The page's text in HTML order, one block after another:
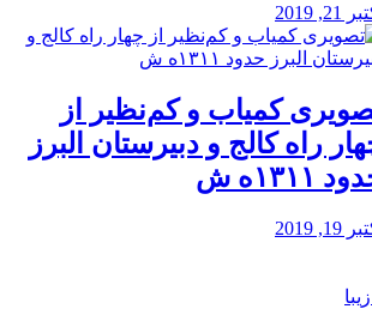
21, 2019
کمیاب و کم‌نظیر از
راه كالج و دبيرستان البرز
۱۳۱۱ه ش
19, 2019